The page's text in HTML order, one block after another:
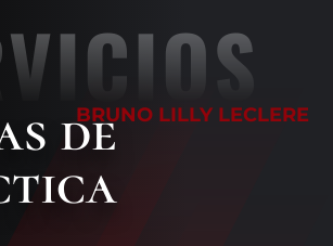
de
BRUNO LILLY LECLERE